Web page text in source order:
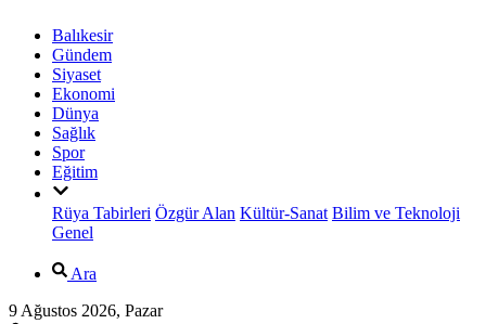
Balıkesir
Gündem
Siyaset
Ekonomi
Dünya
Sağlık
Spor
Eğitim
Rüya Tabirleri Özgür Alan Kültür-Sanat Bilim ve Teknoloji
Genel
Ara
9 Ağustos 2026, Pazar